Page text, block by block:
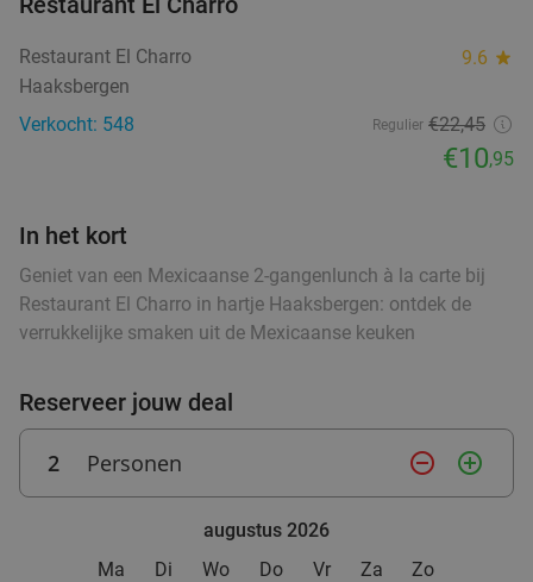
Zo Wo
Do
Vroomshoop 25 min. directions_car
€18 ,90
40%
Lunch voor 2 bij Fletcher Hotels
Hellendoorn
Verkocht: 4.858 Regulier €33
€19 ,90
Restaurant El Charro 9.6 star
Haaksbergen
Verkocht: 548
Regulier €22,45
€10,95
In het kort
Geniet van een Mexicaanse 2-gangenlunch à la carte bij
Restaurant El Charro in hartje Haaksbergen: ontdek de
verrukkelijke smaken uit de Mexicaanse keuken
Reserveer jouw deal
2 Personen remove_circle_outline add_circle_outline
augustus 2026
Ma
Di Wo Do Vr Za Zo